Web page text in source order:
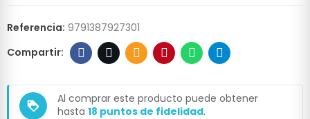
Referencia: 9791387927301
loyalty
Al comprar este producto puede obtener
hasta 18 puntos de fidelidad.